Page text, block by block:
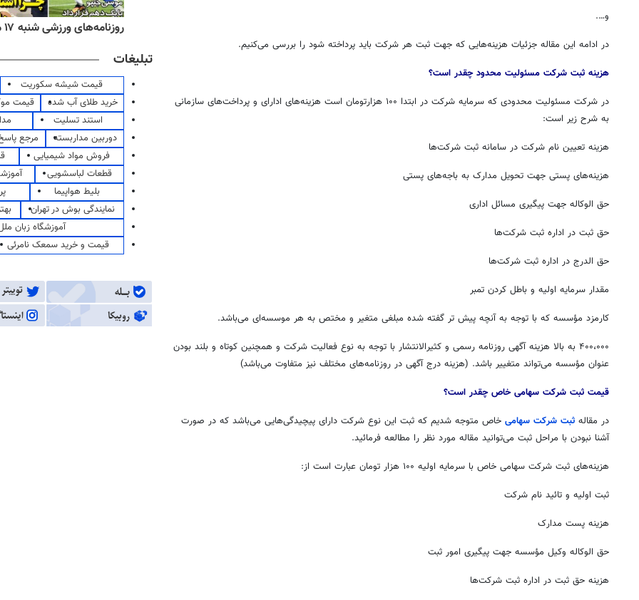
و….
در ادامه این مقاله جزئیات هزینه‌هایی که جهت ثبت هر شرکت باید پرداخته شود را بررسی می‌کنیم.
هزینه ثبت شرکت مسئولیت محدود چقدر است؟
در شرکت مسئولیت محدودی که سرمایه شرکت در ابتدا ۱۰۰ هزارتومان است هزینه‌های ادارای و پرداخت‌های سازمانی
به شرح زیر است:
هزینه تعیین نام شرکت در سامانه ثبت شرکت‌ها
هزینه‌های پستی جهت تحویل مدارک به باجه‌های پستی
حق الوکاله جهت پیگیری مسائل اداری
حق ثبت در اداره ثبت شرکت‌ها
حق الدرج در اداره ثبت شرکت‌ها
مقدار سرمایه اولیه و باطل کردن تمبر
کارمزد مؤسسه که با توجه به آنچه پیش تر گفته شده مبلغی متغیر و مختص به هر موسسه‌ای می‌باشد.
۴۰۰،۰۰۰ به بالا هزینه آگهی روزنامه رسمی و کثیرالانتشار با توجه به نوع فعالیت شرکت و همچنین کوتاه و بلند بودن
عنوان مؤسسه می‌تواند متغییر باشد. (هزینه درج آگهی در روزنامه‌های مختلف نیز متفاوت می‌باشد)
قیمت ثبت شرکت سهامی خاص چقدر است؟
در مقاله ثبت شرکت سهامی خاص متوجه شدیم که ثبت این نوع شرکت دارای پیچیدگی‌هایی می‌باشد که در صورت
آشنا نبودن با مراحل ثبت می‌توانید مقاله مورد نظر را مطالعه فرمائید.
هزینه‌های ثبت شرکت سهامی خاص با سرمایه اولیه ۱۰۰ هزار تومان عبارت است از:
ثبت اولیه و تائید نام شرکت
هزینه پست مدارک
حق الوکاله وکیل مؤسسه جهت پیگیری امور ثبت
هزینه حق ثبت در اداره ثبت شرکت‌ها
روزنامه‌های ورزشی شنبه ۱۷ مرداد ۱۴۰۵
تبلیغات
قیمت شیشه سکوریت
خرید طلای آب شده
قیمت
استند تسلیت
دوربین مداربسته
مرجع
فروش مواد شیمیایی
قطعات لباسشویی
بلیط هواپیما
نمایندگی بوش در تهران
آموزشگاه زبان
قیمت و خرید سمعک نامرئی